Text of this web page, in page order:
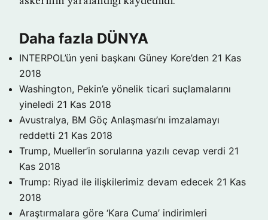
Daha fazla DÜNYA
INTERPOL’ün yeni başkanı Güney Kore’den 21 Kas
2018
Washington, Pekin’e yönelik ticari suçlamalarını
yineledi 21 Kas 2018
Avustralya, BM Göç Anlaşması’nı imzalamayı
reddetti 21 Kas 2018
Trump, Mueller’in sorularına yazılı cevap verdi 21
Kas 2018
Trump: Riyad ile ilişkilerimiz devam edecek 21 Kas
2018
Araştırmalara göre ‘Kara Cuma’ indirimleri